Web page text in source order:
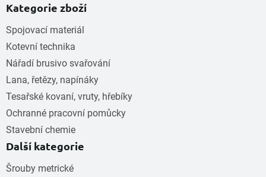
Kategorie zboží
Spojovací materiál
Kotevní technika
Nářadí brusivo svařování
Lana, řetězy, napínáky
Tesařské kovaní, vruty, hřebíky
Ochranné pracovní pomůcky
Stavební chemie
Další kategorie
Šrouby metrické